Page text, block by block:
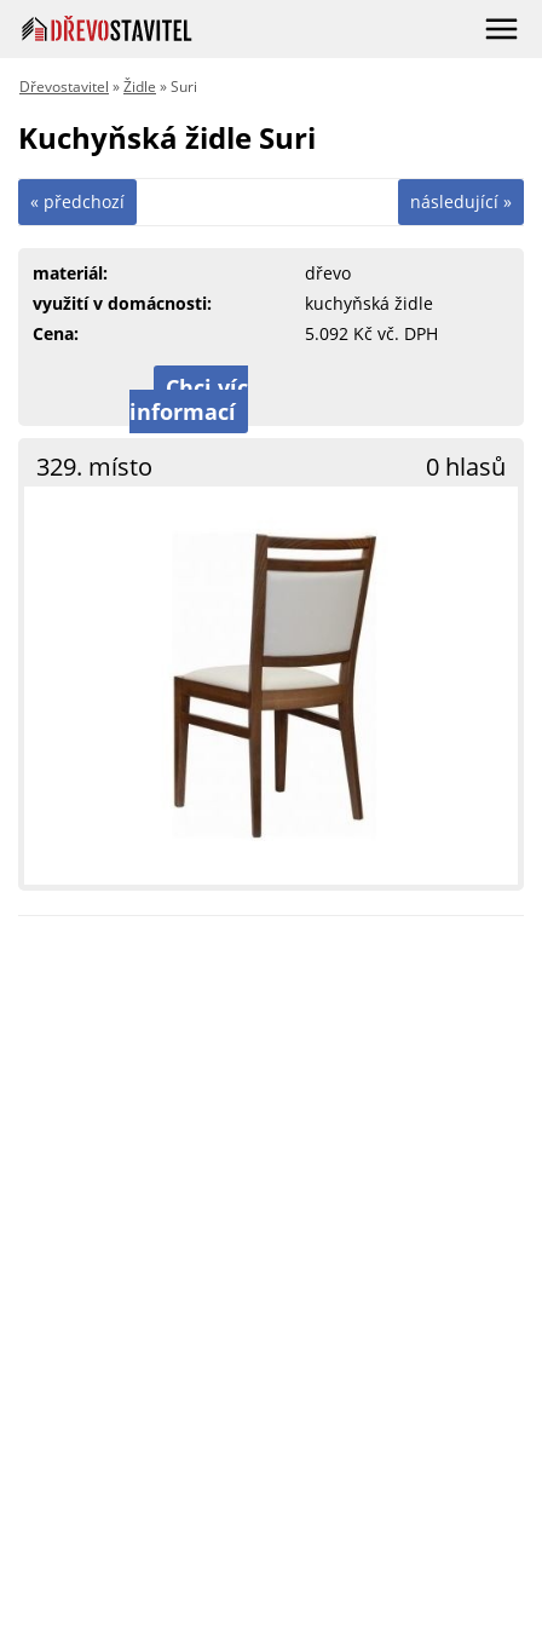
Dřevostavitel »Židle » Suri
Kuchyňská židle Suri
následující »
« předchozí
materiál:
dřevo
využití v domácnosti:
kuchyňská židle
Cena:
5.092 Kč vč. DPH
Chci víc
informací
329. místo 0 hlasů